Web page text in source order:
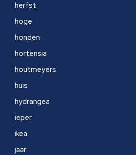
herfst
hoge
honden
hortensia
houtmeyers
huis
hydrangea
ieper
ikea
jaar